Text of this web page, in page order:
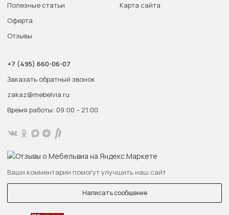
Полезные статьи
Оферта
Отзывы
Карта сайта
+7 (495) 660-06-07
Заказать обратный звонок
zakaz@mebelvia.ru
Время работы: 09:00 – 21:00
Ваши комментарии помогут улучшить наш сайт
Написать сообщение